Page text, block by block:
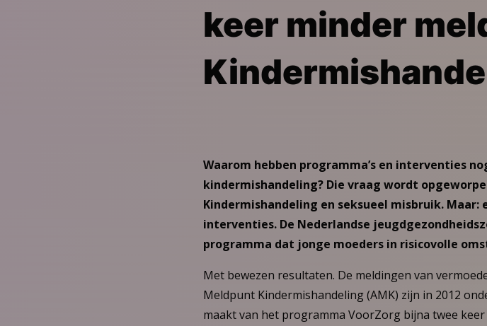
keer minder
Waarom hebben programma’s en interventies
kindermishandeling? Die vraag wordt
Kindermishandeling en seksueel misbruik. Maar:
interventies. De Nederlandse
programma dat jonge moeders in risicovolle
Met bewezen resultaten. De meldingen van
Meldpunt Kindermishandeling (AMK) zijn in 2012
maakt van het programma VoorZorg bijna twee